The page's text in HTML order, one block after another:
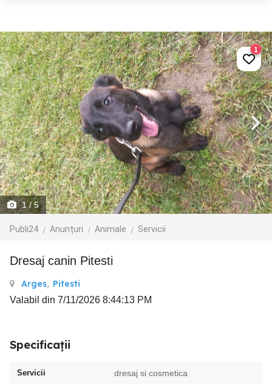
1 / 5
Publi24 Anunțuri Animale Servicii
1
Dresaj canin Pitesti
Arges, Pitesti
Valabil din 7/11/2026 8:44:13 PM
Specificații
Servicii dresaj si cosmetica